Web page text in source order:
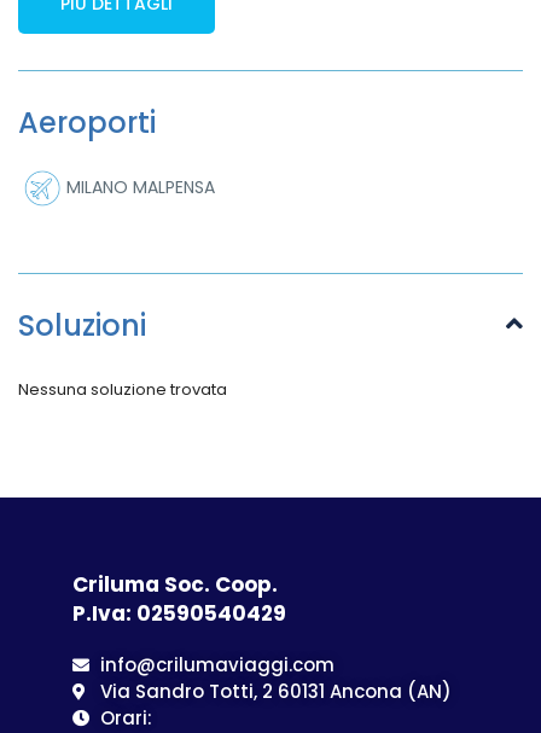
Aeroporti
MILANO MALPENSA
Soluzioni
Nessuna soluzione trovata
Criluma Soc. Coop.
P.Iva: 02590540429
info@crilumaviaggi.com
Via Sandro Totti, 2 60131 Ancona (AN)
Orari: